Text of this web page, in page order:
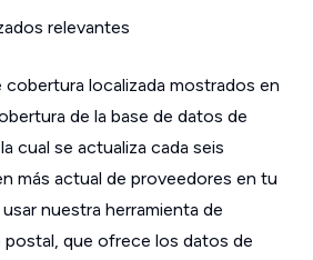
relevantes
localizada mostrados en
de la base de datos de
cual se actualiza cada seis
más actual de proveedores en tu
nuestra herramienta de
que ofrece los datos de